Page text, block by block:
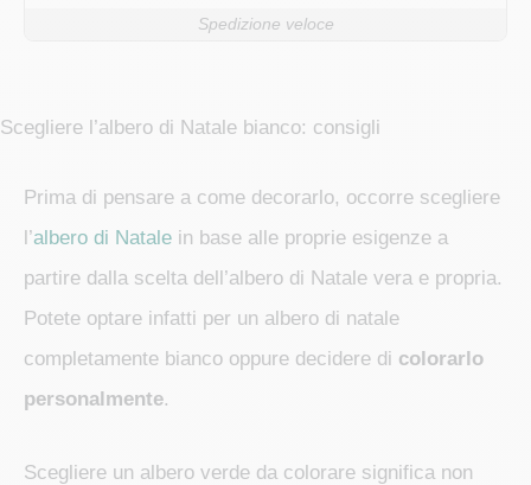
Spedizione veloce
Scegliere l’albero di Natale bianco: consigli
Prima di pensare a come decorarlo, occorre scegliere
l’albero di Natale in base alle proprie esigenze a
partire dalla scelta dell’albero di Natale vera e propria.
Potete optare infatti per un albero di natale
completamente bianco oppure decidere di colorarlo
personalmente.
Scegliere un albero verde da colorare significa non